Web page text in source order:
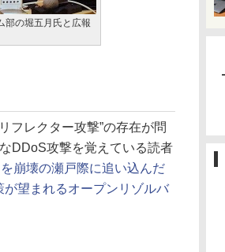
部の堀五月氏と広報
フレクター攻撃”の存在が問
DDoS攻撃を覚えている読者
崩壊の瀬戸際に追い込んだ
が望まれるオープンリゾルバ